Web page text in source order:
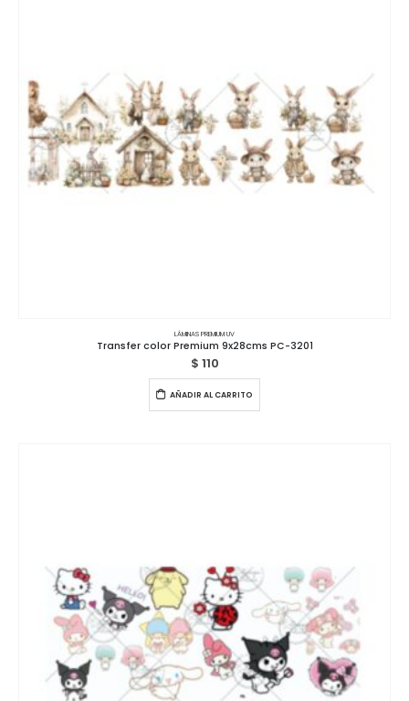
LÁMINAS PREMIUM UV
Transfer color Premium 9x28cms PC-3201
$ 110
AÑADIR AL CARRITO